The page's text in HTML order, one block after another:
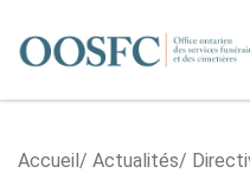
Accueil
Accueil Actualités